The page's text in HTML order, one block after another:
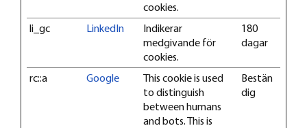
cookies.
li_gc LinkedIn
Indikerar
medgivande för
cookies.
180
dagar
rc::a Google
This cookie is used
to distinguish
between humans
and bots. This is
Bestän
dig